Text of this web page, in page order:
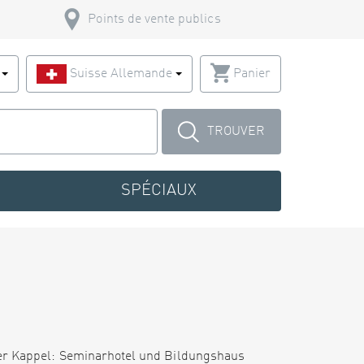
Points de vente publics
Suisse Allemande Panier
TROUVER
SPÉCIAUX